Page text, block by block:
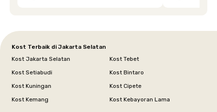
Kost Terbaik di Jakarta Selatan
Kost Jakarta Selatan
Kost Tebet
Kost Setiabudi
Kost Bintaro
Kost Kuningan
Kost Cipete
Kost Kemang
Kost Kebayoran Lama